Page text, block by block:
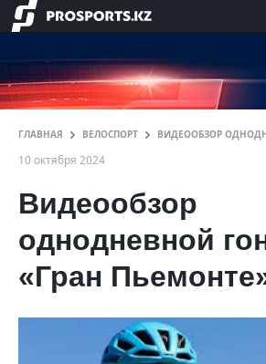
ГЛАВНАЯ ВЕЛОСПОРТ ВИДЕООБЗОР
10 октября 2024
Видеообзор
однодневной
«Гран